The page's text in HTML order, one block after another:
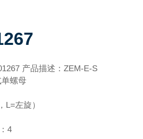
产品描述：ZEM-E-S
螺母
L=左旋）
4